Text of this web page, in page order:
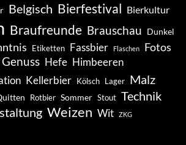
Belgisch Bierfestival Bierkultur
Braufreunde Brauschau Dunkel
Etiketten Fassbier Flaschen Fotos
Genuss Hefe Himbeeren
Kellerbier Kölsch Lager Malz
Rotbier Sommer Stout Technik
Weizen Wit ZKG